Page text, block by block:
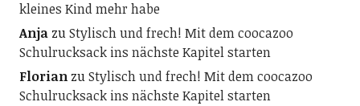
kleines Kind mehr habe
AnjazuStylisch und frech! Mit dem coocazoo
Schulrucksack ins nächste Kapitel starten
FlorianzuStylisch und frech! Mit dem coocazoo
Schulrucksack ins nächste Kapitel starten